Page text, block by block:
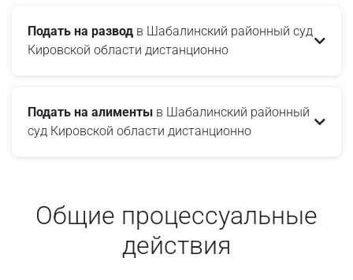
Подать на развод в Шабалинский районный суд
Кировской области дистанционно
Подать на алименты в Шабалинский районный
суд Кировской области дистанционно
Общие процессуальные
действия